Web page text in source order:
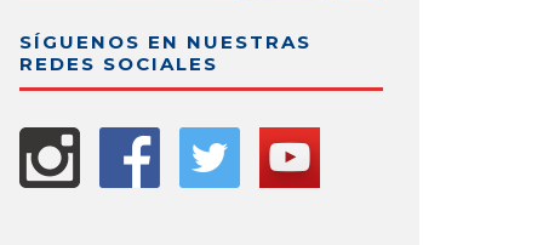
SÍGUENOS EN NUESTRAS
REDES SOCIALES